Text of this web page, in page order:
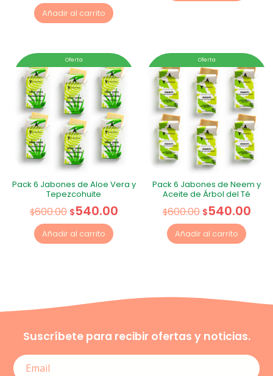
Añadir al carrito
Oferta
Pack 6 Jabones de Aloe Vera y
Tepezcohuite
$600.00 $540.00
Añadir al carrito
Oferta
Pack 6 Jabones de Neem y
Aceite de Árbol del Té
$600.00 $540.00
Añadir al carrito
Suscríbete para recibir ofertas y noticias.